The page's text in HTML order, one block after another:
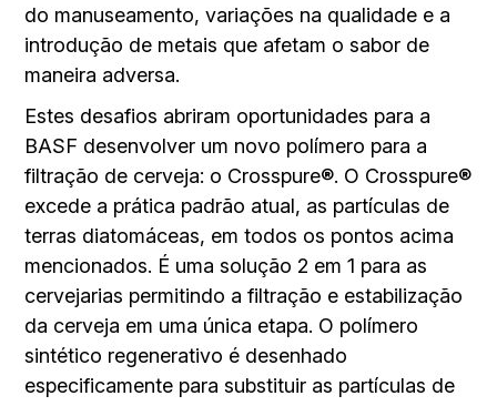
do manuseamento, variações na qualidade e a
introdução de metais que afetam o sabor de
maneira adversa.
Estes desafios abriram oportunidades para a
BASF desenvolver um novo polímero para a
filtração de cerveja: o Crosspure®. O Crosspure®
excede a prática padrão atual, as partículas de
terras diatomáceas, em todos os pontos acima
mencionados. É uma solução 2 em 1 para as
cervejarias permitindo a filtração e estabilização
da cerveja em uma única etapa. O polímero
sintético regenerativo é desenhado
especificamente para substituir as partículas de